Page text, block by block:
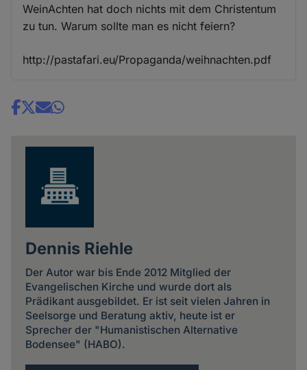
WeinAchten hat doch nichts mit dem Christentum
zu tun. Warum sollte man es nicht feiern?
http://pastafari.eu/Propaganda/weihnachten.pdf
Share
Dennis Riehle
Der Autor war bis Ende 2012 Mitglied der
Evangelischen Kirche und wurde dort als
Prädikant ausgebildet. Er ist seit vielen Jahren in
Seelsorge und Beratung aktiv, heute ist er
Sprecher der "Humanistischen Alternative
Bodensee" (HABO).